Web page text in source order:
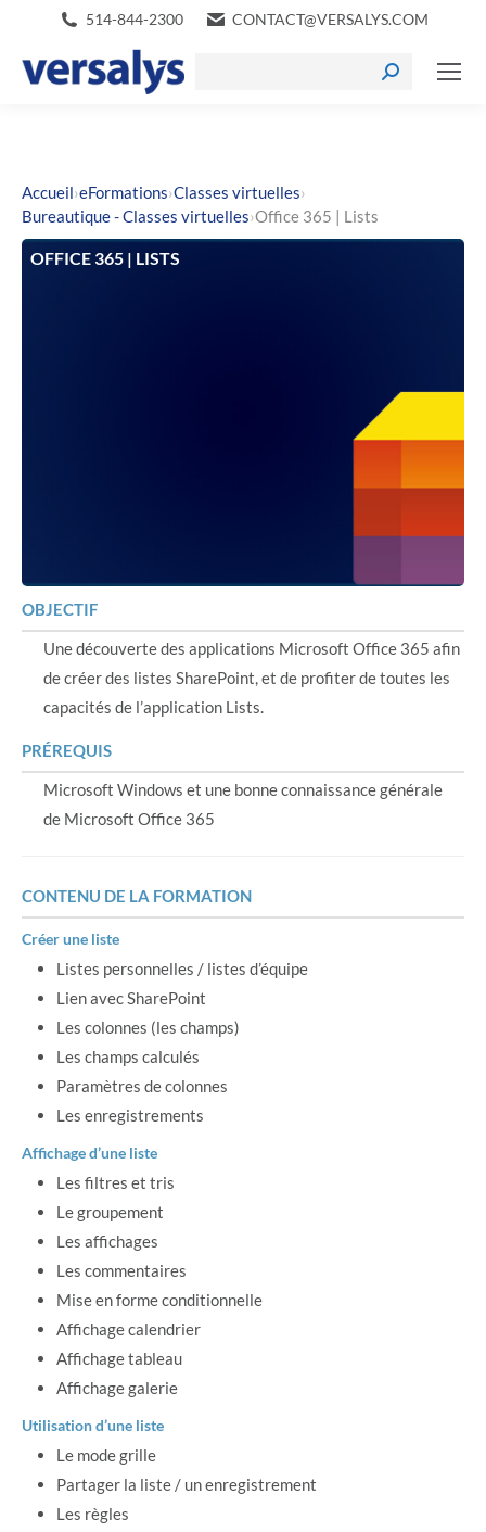
514-844-2300 CONTACT@VERSALYS.COM
Accueil›eFormations›Classes virtuelles›
Bureautique - Classes virtuelles›Office 365 | Lists
OFFICE 365 | LISTS
OBJECTIF
Une découverte des applications Microsoft Office 365 afin
de créer des listes SharePoint, et de profiter de toutes les
capacités de l’application Lists.
PRÉREQUIS
Microsoft Windows et une bonne connaissance générale
de Microsoft Office 365
CONTENU DE LA FORMATION
Créer une liste
Listes personnelles / listes d’équipe
Lien avec SharePoint
Les colonnes (les champs)
Les champs calculés
Paramètres de colonnes
Les enregistrements
Affichage d’une liste
Les filtres et tris
Le groupement
Les affichages
Les commentaires
Mise en forme conditionnelle
Affichage calendrier
Affichage tableau
Affichage galerie
Utilisation d’une liste
Le mode grille
Partager la liste / un enregistrement
Les règles